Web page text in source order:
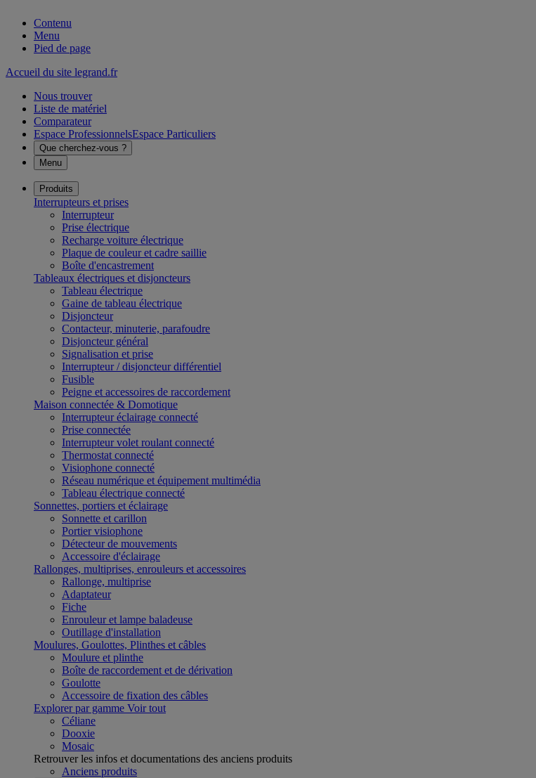
Contenu
Menu
Pied de page
Accueil du site legrand.fr
Nous trouver
Liste de matériel
Comparateur
Espace ProfessionnelsEspace Particuliers
Que cherchez-vous ?
Menu
Produits
Interrupteurs et prises
Interrupteur
Prise électrique
Recharge voiture électrique
Plaque de couleur et cadre saillie
Boîte d'encastrement
Tableaux électriques et disjoncteurs
Tableau électrique
Gaine de tableau électrique
Disjoncteur
Contacteur, minuterie, parafoudre
Disjoncteur général
Signalisation et prise
Interrupteur / disjoncteur différentiel
Fusible
Peigne et accessoires de raccordement
Maison connectée & Domotique
Interrupteur éclairage connecté
Prise connectée
Interrupteur volet roulant connecté
Thermostat connecté
Visiophone connecté
Réseau numérique et équipement multimédia
Tableau électrique connecté
Sonnettes, portiers et éclairage
Sonnette et carillon
Portier visiophone
Détecteur de mouvements
Accessoire d'éclairage
Rallonges, multiprises, enrouleurs et accessoires
Rallonge, multiprise
Adaptateur
Fiche
Enrouleur et lampe baladeuse
Outillage d'installation
Moulures, Goulottes, Plinthes et câbles
Moulure et plinthe
Boîte de raccordement et de dérivation
Goulotte
Accessoire de fixation des câbles
Explorer par gamme Voir tout
Céliane
Dooxie
Mosaic
Retrouver les infos et documentations des anciens produits
Anciens produits